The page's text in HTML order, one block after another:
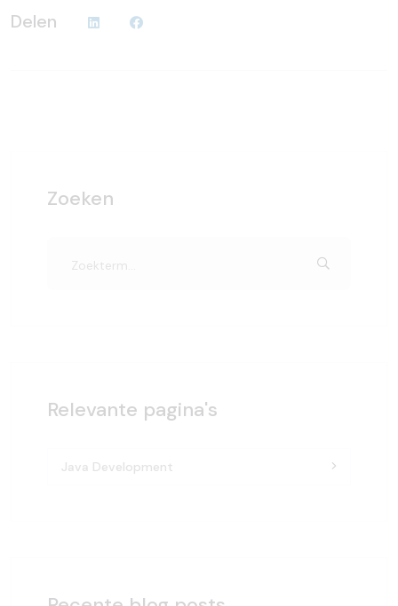
Delen
Zoeken
Relevante pagina's
Java Development